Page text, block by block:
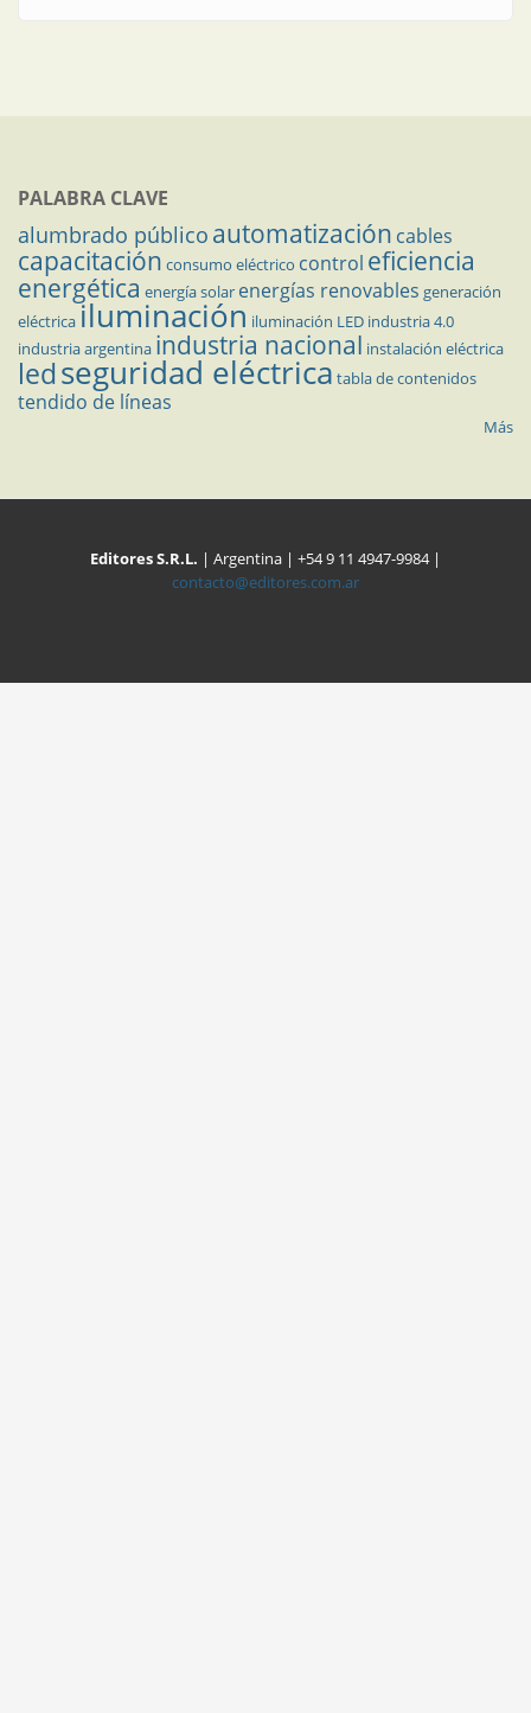
PALABRA CLAVE
alumbrado público automatización cables
capacitación consumo eléctrico control eficiencia
energética energía solar energías renovables generación
eléctricailuminación iluminación LED industria 4.0
industria argentina industria nacional instalación eléctrica
ledseguridad eléctrica tabla de contenidos
tendido de líneas
Más
Editores S.R.L. | Argentina | +54 9 11 4947-9984 |
contacto@editores.com.ar